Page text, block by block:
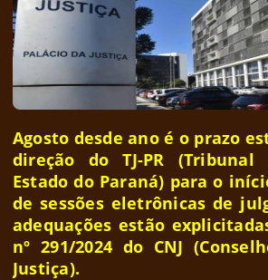
Agosto desde ano é o prazo
direção do TJ-PR
Estado do Paraná) para o
de sessões eletrônicas de
adequações estão
nº 291/2024 do CNJ
Justiça).